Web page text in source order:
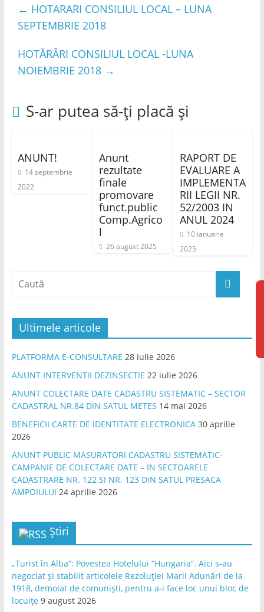
← HOTARARI CONSILIUL LOCAL – LUNA
SEPTEMBRIE 2018
HOTĂRÂRI CONSILIUL LOCAL -LUNA
NOIEMBRIE 2018 →
S-ar putea să-ți placă și
ANUNT!
14 septembrie
2022
Anunt
rezultate
finale
promovare
funct.public
Comp.Agrico
l
26 august 2025
RAPORT DE
EVALUARE A
IMPLEMENTA
RII LEGII NR.
52/2003 IN
ANUL 2024
10 ianuarie
2025
Ultimele articole
PLATFORMA E-CONSULTARE 28 iulie 2026
ANUNT INTERVENTII DEZINSECTIE 22 iulie 2026
ANUNT COLECTARE DATE CADASTRU SISTEMATIC – SECTOR
CADASTRAL NR.84 DIN SATUL METES 14 mai 2026
BENEFICII CARTE DE IDENTITATE ELECTRONICA 30 aprilie
2026
ANUNT PUBLIC MASURATORI CADASTRU SISTEMATIC-
CAMPANIE DE COLECTARE DATE – IN SECTOARELE
CADASTRARE NR. 122 SI NR. 123 DIN SATUL PRESACA
AMPOIULUI 24 aprilie 2026
Știri
„Turist în Alba”: Povestea Hotelului ”Hungaria”. Aici s-au
negociat și stabilit articolele Rezoluției Marii Adunări de la
1918, demolat de comuniști, pentru a-i face loc unui bloc de
locuițe 9 august 2026